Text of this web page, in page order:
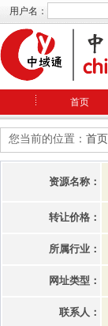
用户名：
首页
您当前的位置： 首页
资源名称：
转让价格：
所属行业：
网址类型：
联系人：